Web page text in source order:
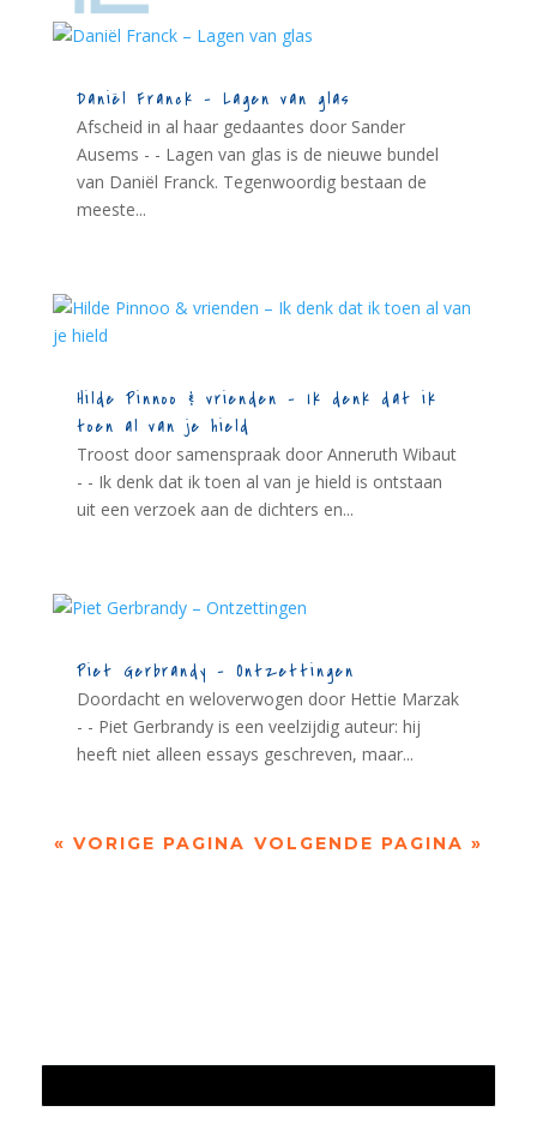
Daniël Franck – Lagen van glas
Afscheid in al haar gedaantes door Sander
Ausems - - Lagen van glas is de nieuwe bundel
van Daniël Franck. Tegenwoordig bestaan de
meeste...
Hilde Pinnoo & vrienden – Ik denk dat ik
toen al van je hield
Troost door samenspraak door Anneruth Wibaut
- - Ik denk dat ik toen al van je hield is ontstaan
uit een verzoek aan de dichters en...
Piet Gerbrandy – Ontzettingen
Doordacht en weloverwogen door Hettie Marzak
- - Piet Gerbrandy is een veelzijdig auteur: hij
heeft niet alleen essays geschreven, maar...
« VORIGE PAGINA VOLGENDE PAGINA »